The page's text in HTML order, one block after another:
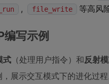
, file_write 等高风
写示例
式 （处理用户指令）和反射
展示交互模式下的进化过